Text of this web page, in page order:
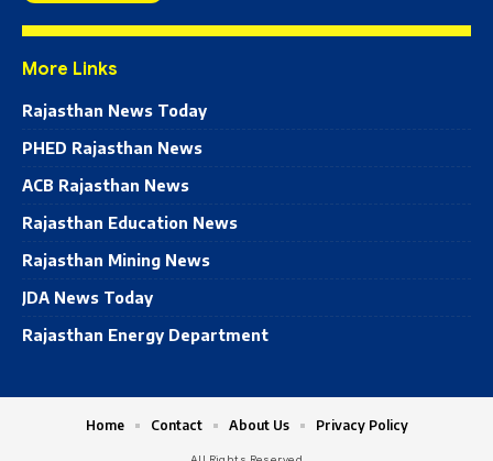
More Links
Rajasthan News Today
PHED Rajasthan News
ACB Rajasthan News
Rajasthan Education News
Rajasthan Mining News
JDA News Today
Rajasthan Energy Department
Home Contact About Us Privacy Policy